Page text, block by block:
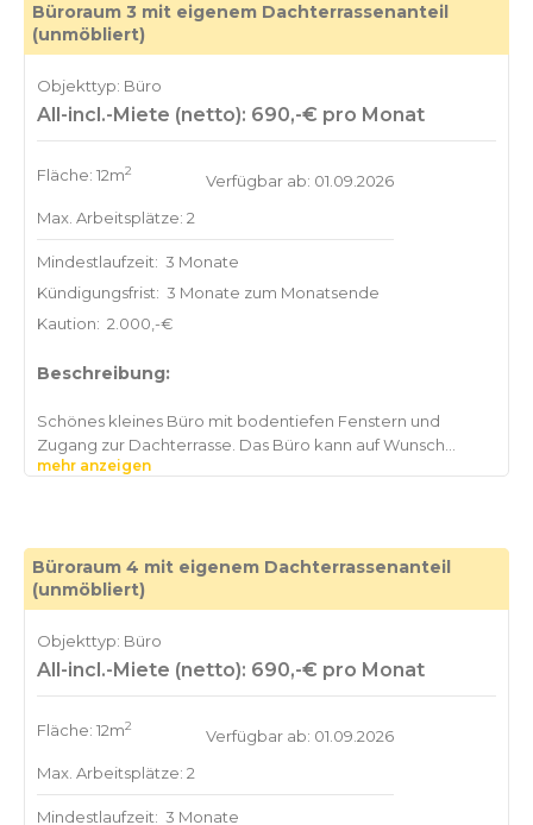
Büroraum 3 mit eigenem Dachterrassenanteil
(unmöbliert)
Objekttyp: Büro
All-incl.-Miete (netto): 690,-€ pro Monat
Fläche: 12m2
Max. Arbeitsplätze: 2
Verfügbar ab: 01.09.2026
Mindestlaufzeit: 3 Monate
Kündigungsfrist: 3 Monate zum Monatsende
Kaution: 2.000,-€
Beschreibung:
Schönes kleines Büro mit bodentiefen Fenstern und
Zugang zur Dachterrasse. Das Büro kann auf Wunsch
mehr anzeigen
Büroraum 4 mit eigenem Dachterrassenanteil
(unmöbliert)
Objekttyp: Büro
All-incl.-Miete (netto): 690,-€ pro Monat
Fläche: 12m2
Max. Arbeitsplätze: 2
Verfügbar ab: 01.09.2026
Mindestlaufzeit: 3 Monate